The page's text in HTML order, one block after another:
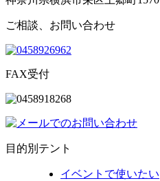
ご相談、お問い合わせ
FAX受付
目的別テント
イベントで使いたい